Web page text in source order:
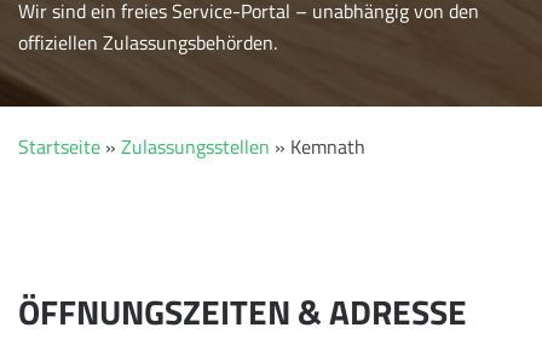
Wir sind ein freies Service-Portal – unabhängig von den
offiziellen Zulassungsbehörden.
Startseite » Zulassungsstellen » Kemnath
ÖFFNUNGSZEITEN & ADRESSE